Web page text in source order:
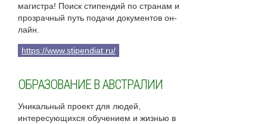
магистра! Поиск стипендий по странам и
прозрачный путь подачи документов он-
лайн.
https://www.stipendiat.ru/
ОБРАЗОВАНИЕ В АВСТРАЛИИ
Уникальный проект для людей,
интересующихся обучением и жизнью в